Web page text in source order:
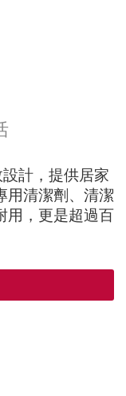
計，提供居家
用清潔劑、清潔
用，更是超過百